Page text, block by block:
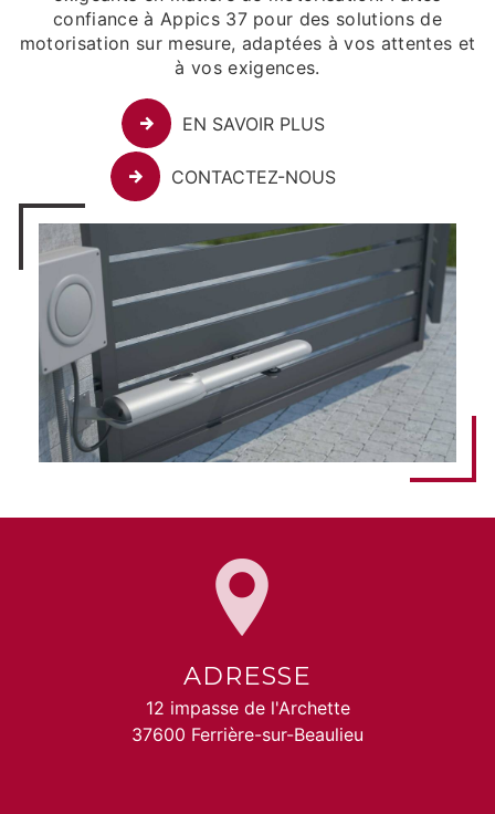
confiance à Appics 37 pour des solutions de
motorisation sur mesure, adaptées à vos attentes et
à vos exigences.
EN SAVOIR PLUS
CONTACTEZ-NOUS
ADRESSE
12 impasse de l'Archette
37600 Ferrière-sur-Beaulieu